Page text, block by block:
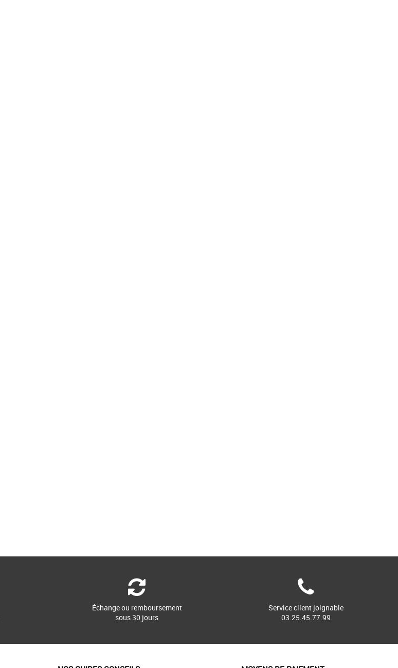
Échange ou remboursement
sous 30 jours
Service client joignable
03.25.45.77.99